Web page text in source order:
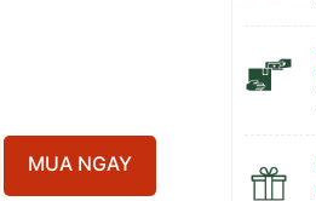
MUA NGAY